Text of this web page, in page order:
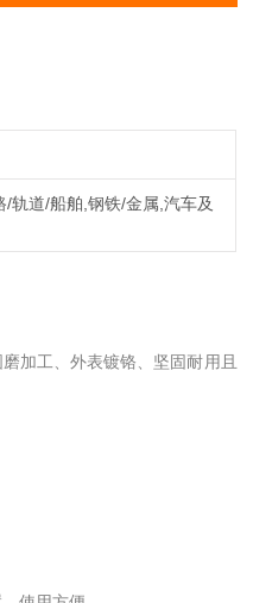
/轨道/船舶,钢铁/金属,汽车及
加工、外表镀铬、坚固耐用且